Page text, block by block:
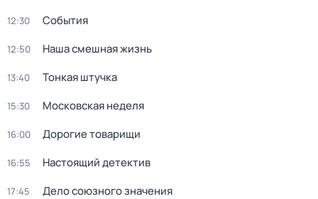
12:30 События
12:50 Наша смешная жизнь
13:40 Тонкая штучка
15:30 Московская неделя
16:00 Дорогие товарищи
16:55 Настоящий детектив
17:45 Дело союзного значения